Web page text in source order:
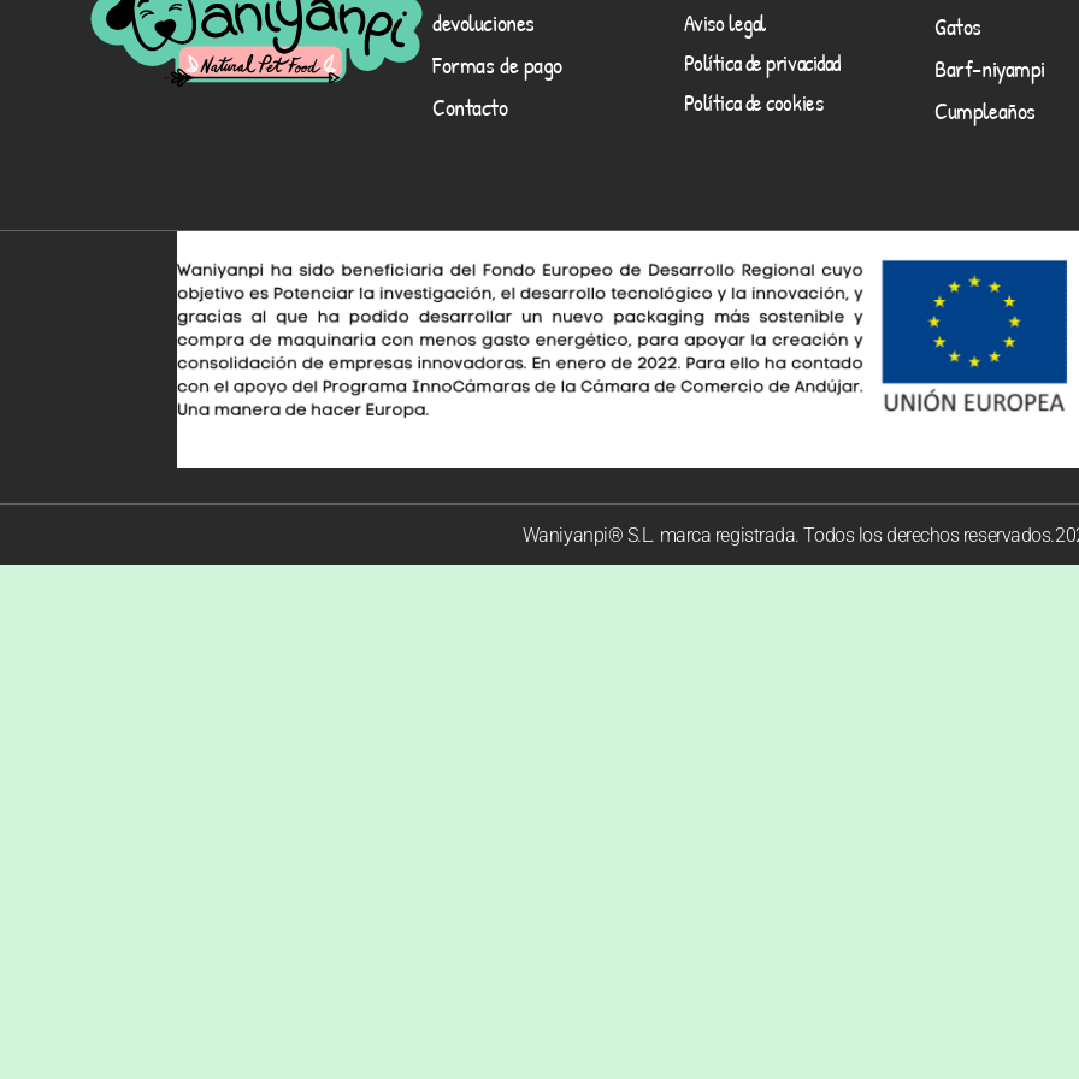
devoluciones
Formas de pago
Contacto
Aviso legal
Política de privacidad
Política de cookies
Gatos
Barf-niyampi
Cumpleaños
Waniyanpi® S.L. marca registrada. Todos los derechos